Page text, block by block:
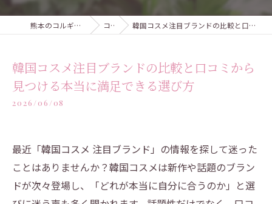
熊本のコルギならルピナスブーケ コラム 韓国コスメ注目ブランドの比較と口コミから見つける本当に満足できる選び方
韓国コスメ注目ブランドの比較と口コミから
見つける本当に満足できる選び方
2026/06/08
最近「韓国コスメ 注目ブランド」の情報を探して迷った
ことはありませんか？韓国コスメは新作や話題のブラン
ドが次々登場し、「どれが本当に自分に合うのか」と選